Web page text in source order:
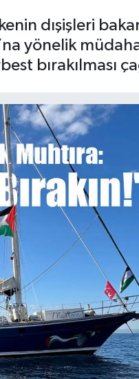
dışişleri
yönelik
bırakılması